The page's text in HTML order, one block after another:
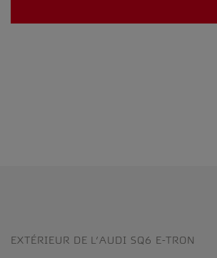
EXTÉRIEUR DE L’AUDI SQ6 E-TRON